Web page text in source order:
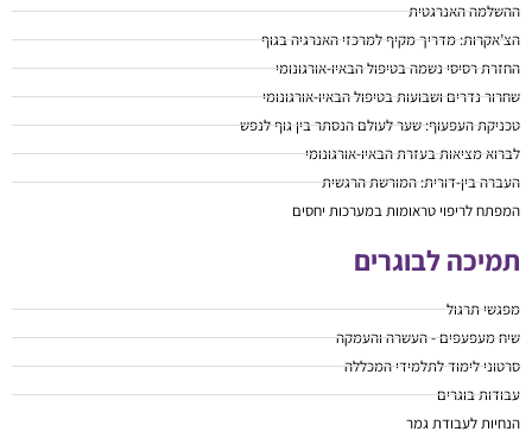
ההשלמה האנרגטית
הצ’אקרות: מדריך מקיף למרכזי האנרגיה בגוף
החזרת רסיסי נשמה בטיפול הבאיו-אורגונומי
שחרור נדרים ושבועות בטיפול הבאיו-אורגונומי
טכניקת העפעוף: שער לעולם הנסתר בין גוף לנפש
לברוא מציאות בעזרת הבאיו-אורגונומי
העברה בין-דורית: המורשת הרגשית
המפתח לריפוי טראומות במערכות יחסים
תמיכה לבוגרים
מפגשי תרגול
שיח מעפעפים - העשרה והעמקה
סרטוני לימוד לתלמידי המכללה
עבודות בוגרים
הנחיות לעבודת גמר